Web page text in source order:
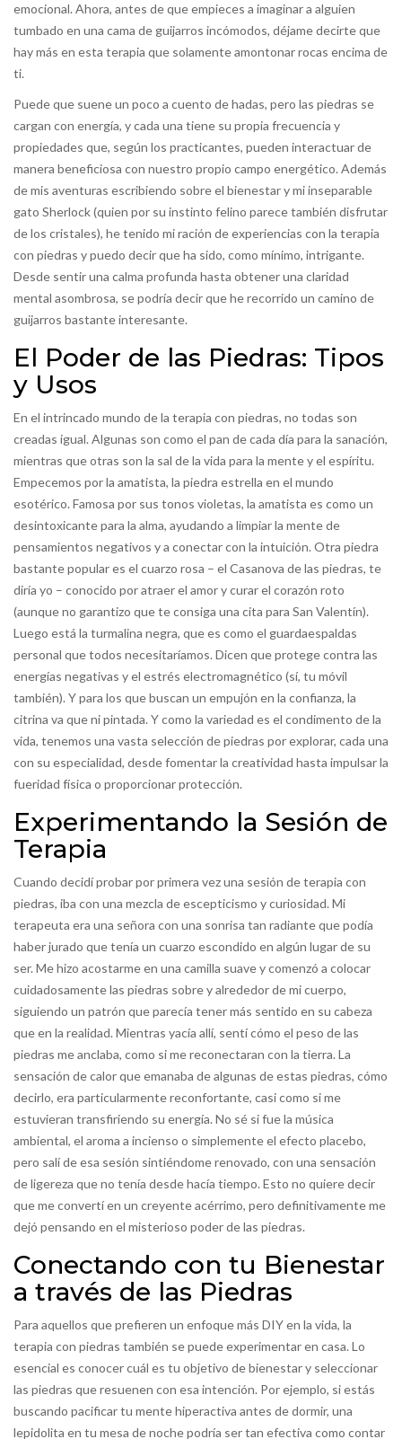
emocional. Ahora, antes de que empieces a imaginar a alguien
tumbado en una cama de guijarros incómodos, déjame decirte que
hay más en esta terapia que solamente amontonar rocas encima de
ti.
Puede que suene un poco a cuento de hadas, pero las piedras se
cargan con energía, y cada una tiene su propia frecuencia y
propiedades que, según los practicantes, pueden interactuar de
manera beneficiosa con nuestro propio campo energético. Además
de mis aventuras escribiendo sobre el bienestar y mi inseparable
gato Sherlock (quien por su instinto felino parece también disfrutar
de los cristales), he tenido mi ración de experiencias con la terapia
con piedras y puedo decir que ha sido, como mínimo, intrigante.
Desde sentir una calma profunda hasta obtener una claridad
mental asombrosa, se podría decir que he recorrido un camino de
guijarros bastante interesante.
El Poder de las Piedras: Tipos
y Usos
En el intrincado mundo de la terapia con piedras, no todas son
creadas igual. Algunas son como el pan de cada día para la sanación,
mientras que otras son la sal de la vida para la mente y el espíritu.
Empecemos por la amatista, la piedra estrella en el mundo
esotérico. Famosa por sus tonos violetas, la amatista es como un
desintoxicante para la alma, ayudando a limpiar la mente de
pensamientos negativos y a conectar con la intuición. Otra piedra
bastante popular es el cuarzo rosa – el Casanova de las piedras, te
diría yo – conocido por atraer el amor y curar el corazón roto
(aunque no garantizo que te consiga una cita para San Valentín).
Luego está la turmalina negra, que es como el guardaespaldas
personal que todos necesitaríamos. Dicen que protege contra las
energías negativas y el estrés electromagnético (sí, tu móvil
también). Y para los que buscan un empujón en la confianza, la
citrina va que ni pintada. Y como la variedad es el condimento de la
vida, tenemos una vasta selección de piedras por explorar, cada una
con su especialidad, desde fomentar la creatividad hasta impulsar la
fueridad física o proporcionar protección.
Experimentando la Sesión de
Terapia
Cuando decidí probar por primera vez una sesión de terapia con
piedras, iba con una mezcla de escepticismo y curiosidad. Mi
terapeuta era una señora con una sonrisa tan radiante que podía
haber jurado que tenía un cuarzo escondido en algún lugar de su
ser. Me hizo acostarme en una camilla suave y comenzó a colocar
cuidadosamente las piedras sobre y alrededor de mi cuerpo,
siguiendo un patrón que parecía tener más sentido en su cabeza
que en la realidad. Mientras yacía allí, sentí cómo el peso de las
piedras me anclaba, como si me reconectaran con la tierra. La
sensación de calor que emanaba de algunas de estas piedras, cómo
decirlo, era particularmente reconfortante, casi como si me
estuvieran transfiriendo su energía. No sé si fue la música
ambiental, el aroma a incienso o simplemente el efecto placebo,
pero salí de esa sesión sintiéndome renovado, con una sensación
de ligereza que no tenía desde hacía tiempo. Esto no quiere decir
que me convertí en un creyente acérrimo, pero definitivamente me
dejó pensando en el misterioso poder de las piedras.
Conectando con tu Bienestar
a través de las Piedras
Para aquellos que prefieren un enfoque más DIY en la vida, la
terapia con piedras también se puede experimentar en casa. Lo
esencial es conocer cuál es tu objetivo de bienestar y seleccionar
las piedras que resuenen con esa intención. Por ejemplo, si estás
buscando pacificar tu mente hiperactiva antes de dormir, una
lepidolita en tu mesa de noche podría ser tan efectiva como contar